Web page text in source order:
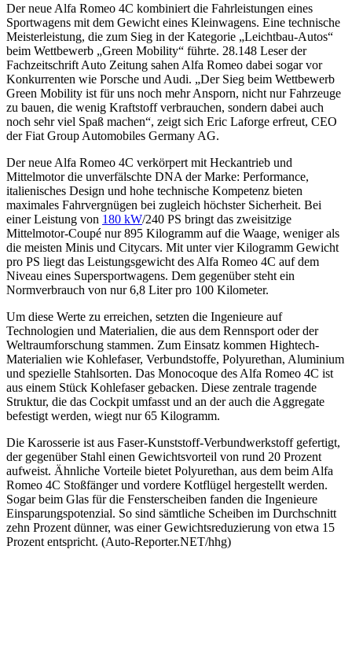
Der neue Alfa Romeo 4C kombiniert die Fahrleistungen eines
Sportwagens mit dem Gewicht eines Kleinwagens. Eine technische
Meisterleistung, die zum Sieg in der Kategorie „Leichtbau-Autos“
beim Wettbewerb „Green Mobility“ führte. 28.148 Leser der
Fachzeitschrift Auto Zeitung sahen Alfa Romeo dabei sogar vor
Konkurrenten wie Porsche und Audi. „Der Sieg beim Wettbewerb
Green Mobility ist für uns noch mehr Ansporn, nicht nur Fahrzeuge
zu bauen, die wenig Kraftstoff verbrauchen, sondern dabei auch
noch sehr viel Spaß machen“, zeigt sich Eric Laforge erfreut, CEO
der Fiat Group Automobiles Germany AG.
Der neue Alfa Romeo 4C verkörpert mit Heckantrieb und
Mittelmotor die unverfälschte DNA der Marke: Performance,
italienisches Design und hohe technische Kompetenz bieten
maximales Fahrvergnügen bei zugleich höchster Sicherheit. Bei
einer Leistung von 180 kW/240 PS bringt das zweisitzige
Mittelmotor-Coupé nur 895 Kilogramm auf die Waage, weniger als
die meisten Minis und Citycars. Mit unter vier Kilogramm Gewicht
pro PS liegt das Leistungsgewicht des Alfa Romeo 4C auf dem
Niveau eines Supersportwagens. Dem gegenüber steht ein
Normverbrauch von nur 6,8 Liter pro 100 Kilometer.
Um diese Werte zu erreichen, setzten die Ingenieure auf
Technologien und Materialien, die aus dem Rennsport oder der
Weltraumforschung stammen. Zum Einsatz kommen Hightech-
Materialien wie Kohlefaser, Verbundstoffe, Polyurethan, Aluminium
und spezielle Stahlsorten. Das Monocoque des Alfa Romeo 4C ist
aus einem Stück Kohlefaser gebacken. Diese zentrale tragende
Struktur, die das Cockpit umfasst und an der auch die Aggregate
befestigt werden, wiegt nur 65 Kilogramm.
Die Karosserie ist aus Faser-Kunststoff-Verbundwerkstoff gefertigt,
der gegenüber Stahl einen Gewichtsvorteil von rund 20 Prozent
aufweist. Ähnliche Vorteile bietet Polyurethan, aus dem beim Alfa
Romeo 4C Stoßfänger und vordere Kotflügel hergestellt werden.
Sogar beim Glas für die Fensterscheiben fanden die Ingenieure
Einsparungspotenzial. So sind sämtliche Scheiben im Durchschnitt
zehn Prozent dünner, was einer Gewichtsreduzierung von etwa 15
Prozent entspricht. (Auto-Reporter.NET/hhg)